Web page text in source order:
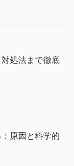
処法まで徹底
原因と科学的